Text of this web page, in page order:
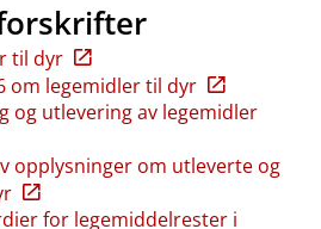
til dyr
om legemidler til dyr
og utlevering av legemidler
opplysninger om utleverte og
for legemiddelrester i